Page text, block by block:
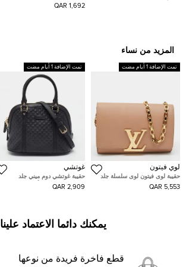
ستانلس ستيل ثنائية اللون ذات
باللونين الأحمر والأبيض مقاس
صغير - سمول
1,692 QAR
المزيد من نساء
تمت الإضافة 1 أيام مضت
لوي فيتون
حقيبة لوى فيتون لوى سلسلة جلد
لامعة بيج MM
5,553 QAR
تمت الإضافة 1 أيام مضت
غوتشي
حقيبة غوتشي دوم ميني جلد
مايكروغوتشيشيما أزرق فاتح
2,909 QAR
يمكنك دائما الاعتماد علينا
قطع فاخرة فريدة من نوعها